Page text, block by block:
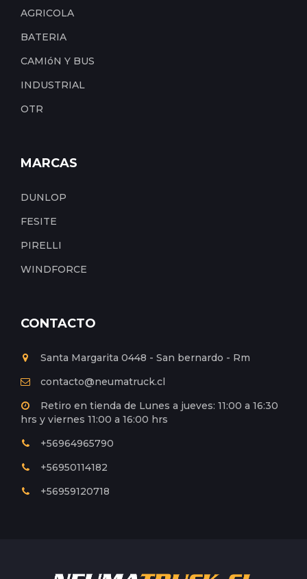
AGRICOLA
BATERIA
CAMIóN Y BUS
INDUSTRIAL
OTR
MARCAS
DUNLOP
FESITE
PIRELLI
WINDFORCE
CONTACTO
Santa Margarita 0448 - San bernardo - Rm
contacto@neumatruck.cl
Retiro en tienda de Lunes a jueves: 11:00 a 16:30
hrs y viernes 11:00 a 16:00 hrs
+56964965790
+56950114182
+56959120718